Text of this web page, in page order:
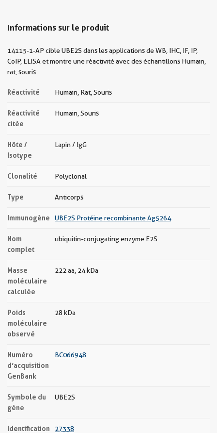
Informations sur le produit
14115-1-AP cible UBE2S dans les applications de WB, IHC, IF, IP,
CoIP, ELISA et montre une réactivité avec des échantillons Humain,
rat, souris
Réactivité Humain, Rat, Souris
Réactivité
citée
Humain, Souris
Hôte /
Isotype
Lapin / IgG
Clonalité Polyclonal
Type Anticorps
Immunogène UBE2S Protéine recombinante Ag5264
Nom
complet
ubiquitin-conjugating enzyme E2S
Masse
moléculaire
calculée
222 aa, 24 kDa
Poids
moléculaire
observé
28 kDa
Numéro
d’acquisition
GenBank
BC066948
Symbole du
gène
UBE2S
Identification
27338